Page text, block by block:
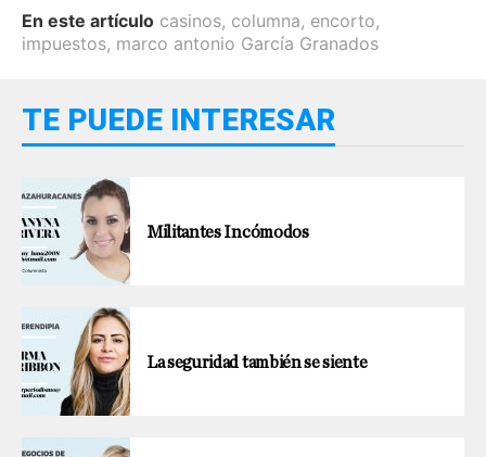
En este artículo casinos, columna, encorto,
impuestos, marco antonio García Granados
TE PUEDE INTERESAR
Militantes Incómodos
La seguridad también se siente